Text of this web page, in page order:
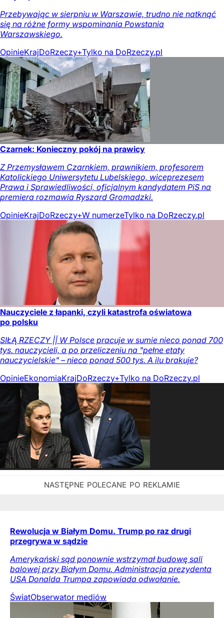
Przebywając w sierpniu w Warszawie, trudno nie natknąć
się na różne formy wspominania Powstania
Warszawskiego.
OpinieKrajDoRzeczy+Tylko na DoRzeczy.pl
Czarnek: Konieczny pokój na prawicy
Z Przemysławem Czarnkiem, prawnikiem, profesorem
Katolickiego Uniwersytetu Lubelskiego, wiceprezesem
Prawa i Sprawiedliwości, oficjalnym kandydatem PiS na
premiera rozmawia Ryszard Gromadzki.
OpinieKrajDoRzeczy+W numerzeTylko na DoRzeczy.pl
Nauczyciele z łapanki, czyli katastrofa oświatowa
po polsku
SIŁĄ RZECZY || W Polsce pracuje w sumie nieco ponad 700
tys. nauczycieli, a po przeliczeniu na "pełne etaty
nauczycielskie" – nieco ponad 500 tys. A ilu brakuje?
OpinieEkonomiaKrajDoRzeczy+Tylko na DoRzeczy.pl
Rewolucja w Białym Domu. Trump po raz drugi
przegrywa w sądzie
Amerykański sąd ponownie wstrzymał budowę sali
balowej przy Białym Domu. Administracja prezydenta
USA Donalda Trumpa zapowiada odwołanie.
ŚwiatObserwator mediów